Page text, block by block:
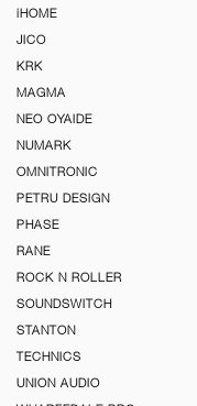
iHOME
JICO
KRK
MAGMA
NEO OYAIDE
NUMARK
OMNITRONIC
PETRU DESIGN
PHASE
RANE
ROCK N ROLLER
SOUNDSWITCH
STANTON
TECHNICS
UNION AUDIO